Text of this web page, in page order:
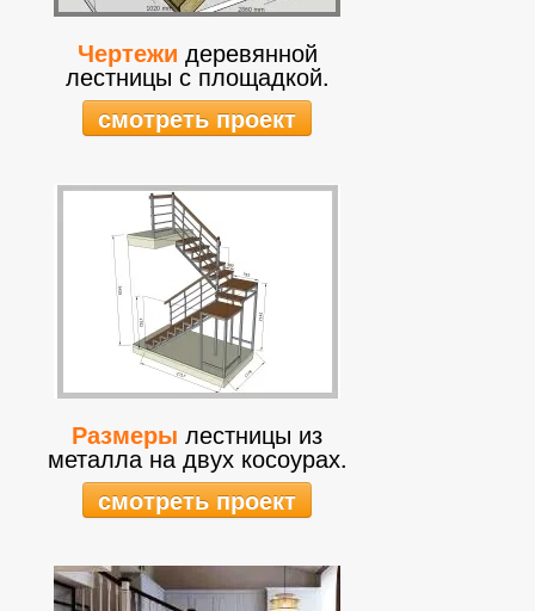
Чертежи деревянной
лестницы с площадкой.
смотреть проект
Размеры лестницы из
металла на двух косоурах.
смотреть проект